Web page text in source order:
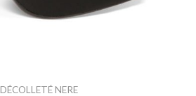
DÉCOLLETÉ NERE